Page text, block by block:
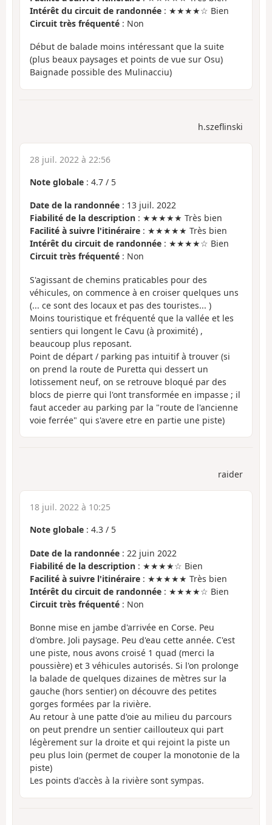
Intérêt du circuit de randonnée : ★★★★☆ Bien
Circuit très fréquenté : Non
Début de balade moins intéressant que la suite
(plus beaux paysages et points de vue sur Osu)
Baignade possible des Mulinacciu)
h.szeflinski
28 juil. 2022 à 22:56
Note globale : 4.7 / 5
Date de la randonnée : 13 juil. 2022
Fiabilité de la description : ★★★★★ Très bien
Facilité à suivre l'itinéraire : ★★★★★ Très bien
Intérêt du circuit de randonnée : ★★★★☆ Bien
Circuit très fréquenté : Non
S'agissant de chemins praticables pour des
véhicules, on commence à en croiser quelques uns
(... ce sont des locaux et pas des touristes... )
Moins touristique et fréquenté que la vallée et les
sentiers qui longent le Cavu (à proximité) ,
beaucoup plus reposant.
Point de départ / parking pas intuitif à trouver (si
on prend la route de Puretta qui dessert un
lotissement neuf, on se retrouve bloqué par des
blocs de pierre qui l'ont transformée en impasse ; il
faut acceder au parking par la "route de l'ancienne
voie ferrée" qui s'avere etre en partie une piste)
raider
18 juil. 2022 à 10:25
Note globale : 4.3 / 5
Date de la randonnée : 22 juin 2022
Fiabilité de la description : ★★★★☆ Bien
Facilité à suivre l'itinéraire : ★★★★★ Très bien
Intérêt du circuit de randonnée : ★★★★☆ Bien
Circuit très fréquenté : Non
Bonne mise en jambe d'arrivée en Corse. Peu
d'ombre. Joli paysage. Peu d'eau cette année. C'est
une piste, nous avons croisé 1 quad (merci la
poussière) et 3 véhicules autorisés. Si l'on prolonge
la balade de quelques dizaines de mètres sur la
gauche (hors sentier) on découvre des petites
gorges formées par la rivière.
Au retour à une patte d'oie au milieu du parcours
on peut prendre un sentier caillouteux qui part
légèrement sur la droite et qui rejoint la piste un
peu plus loin (permet de couper la monotonie de la
piste)
Les points d'accès à la rivière sont sympas.